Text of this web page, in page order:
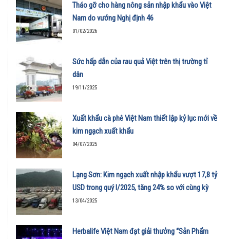
Tháo gỡ cho hàng nông sản nhập khẩu vào Việt
Nam do vướng Nghị định 46
01/02/2026
Sức hấp dẫn của rau quả Việt trên thị trường tỉ
dân
19/11/2025
Xuất khẩu cà phê Việt Nam thiết lập kỷ lục mới về
kim ngạch xuất khẩu
04/07/2025
Lạng Sơn: Kim ngạch xuất nhập khẩu vượt 17,8 tỷ
USD trong quý I/2025, tăng 24% so với cùng kỳ
13/04/2025
Herbalife Việt Nam đạt giải thưởng “Sản Phẩm